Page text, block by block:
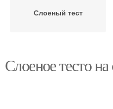
Слоеный тест
Рецепт со сметаной
Слоеное тесто на